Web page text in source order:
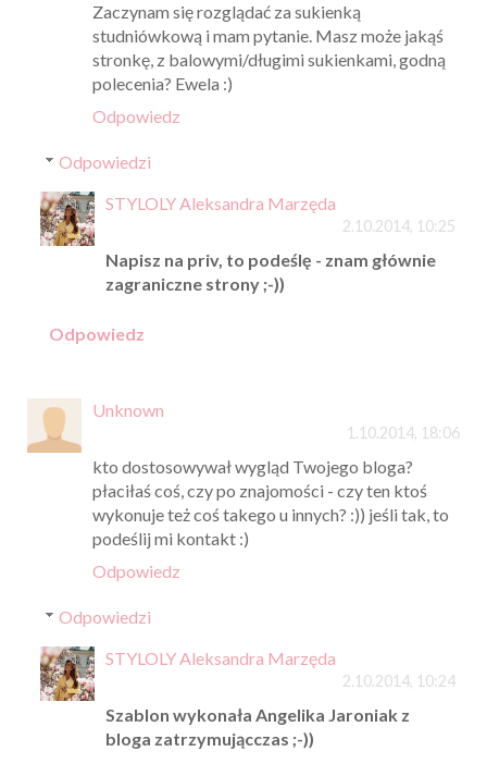
Zaczynam się rozglądać za sukienką
studniówkową i mam pytanie. Masz może jakąś
stronkę, z balowymi/długimi sukienkami, godną
polecenia? Ewela :)
Odpowiedz
Odpowiedzi
STYLOLY Aleksandra Marzęda
2.10.2014, 10:25
Napisz na priv, to podeślę - znam głównie
zagraniczne strony ;-))
Odpowiedz
Unknown
1.10.2014, 18:06
kto dostosowywał wygląd Twojego bloga?
płaciłaś coś, czy po znajomości - czy ten ktoś
wykonuje też coś takego u innych? :)) jeśli tak, to
podeślij mi kontakt :)
Odpowiedz
Odpowiedzi
STYLOLY Aleksandra Marzęda
2.10.2014, 10:24
Szablon wykonała Angelika Jaroniak z
bloga zatrzymującczas ;-))